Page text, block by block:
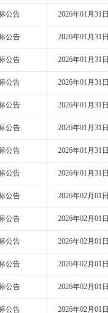
公告 2026年01月31日
公告 2026年01月31日
公告 2026年01月31日
公告 2026年01月31日
公告 2026年01月31日
公告 2026年01月31日
公告 2026年01月31日
公告 2026年01月31日
公告 2026年02月01日
公告 2026年02月01日
公告 2026年02月01日
公告 2026年02月01日
公告 2026年02月01日
公告 2026年02月01日